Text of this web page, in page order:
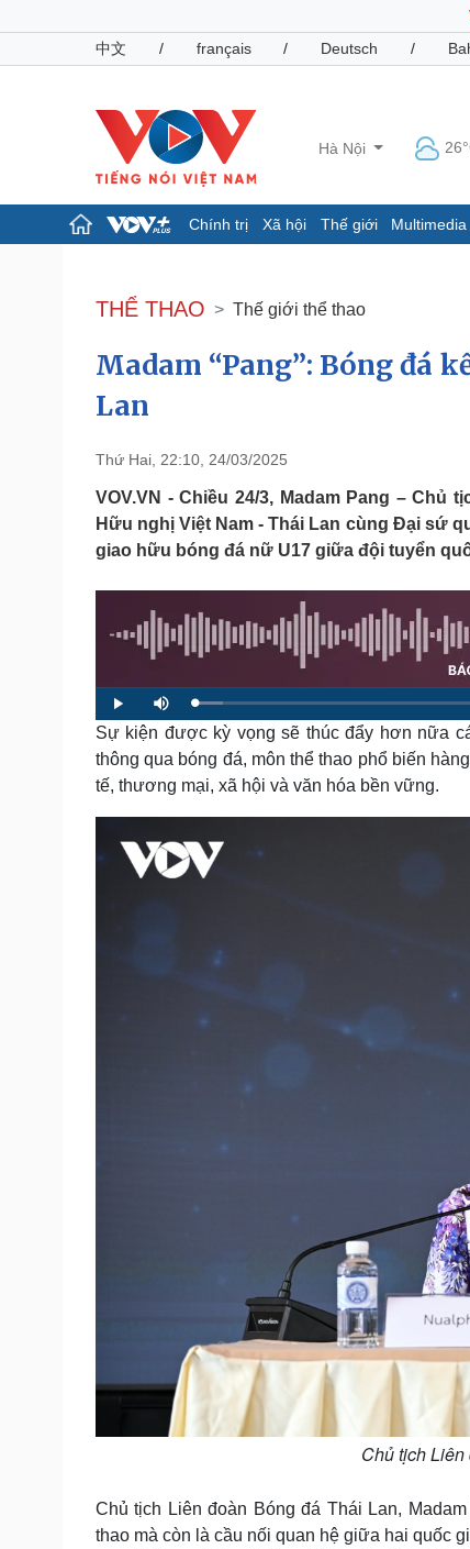
中文
/ français / Deutsch /
Hà Nội
Chính trị Xã hội Thế giới Multimedia
Đảng
Tổ chức nhân sự
Nhận diện sự thật
Tin 24h
Dấu ấn VOV
Pháp luật
Tin nóng
Tư vấn luật
Việt Nam
Phân tích
Sức khỏe
Dinh dưỡng - món ngon
Cây thuốc
Sản phụ khoa
Nhi khoa
Nam khoa
Làm đẹp - giảm cân
Phòng mạch online
Đời sống
Nhà đẹp
Tình yêu - Gia đình
Cải chính
THỂ THAO Thế giới thể thao
Madam “Pang”: Bóng đá
Lan
Thứ Hai, 22:10, 24/03/2025
VOV.VN - Chiều 24/3, Madam Pang –
Hữu nghị Việt Nam - Thái Lan cùng Đại sứ
giao hữu bóng đá nữ U17 giữa đội tuyển
P
l
a
M
u
e
L
o
a
d
d
3
.
5
Sự kiện được kỳ vọng sẽ thúc đẩy hơn nữa
thông qua bóng đá, môn thể thao phổ biến
tế, thương mại, xã hội và văn hóa bền vững.
Chủ tịch
Chủ tịch Liên đoàn Bóng đá Thái Lan,
thao mà còn là cầu nối quan hệ giữa hai quốc